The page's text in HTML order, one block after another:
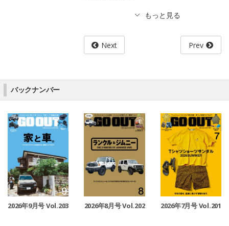
Next Prev
バックナンバー
2026年9月号 Vol.203 2026年8月号 Vol.202 2026年7月号 Vol.201